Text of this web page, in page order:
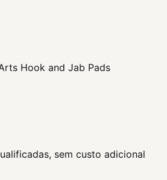
Hook and Jab Pads
sem custo adicional